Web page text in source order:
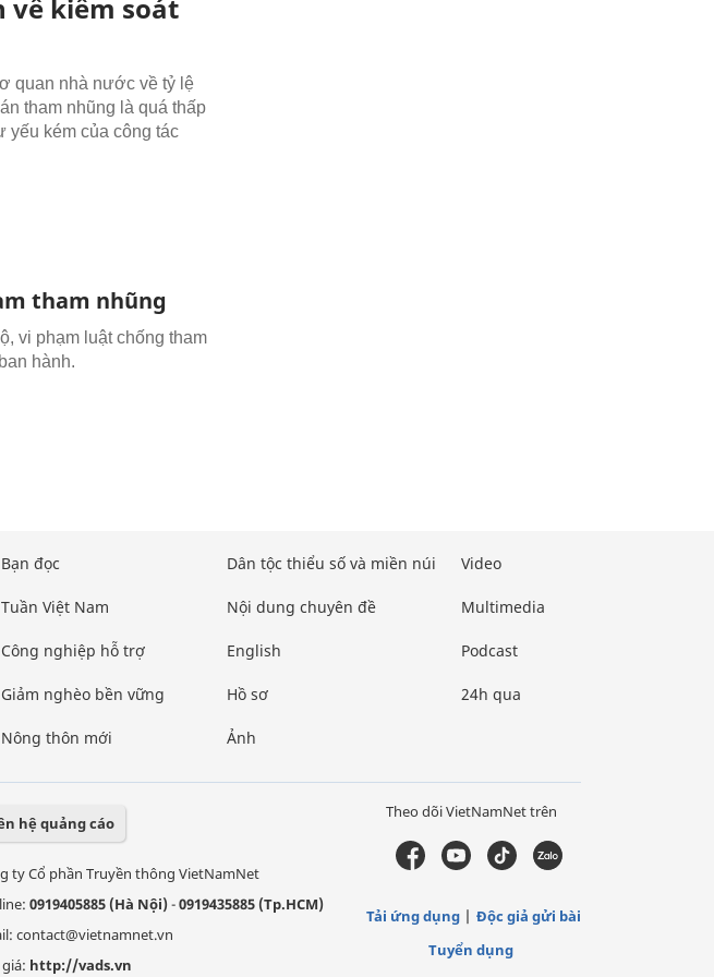
về kiểm soát
quan nhà nước về tỷ lệ
tham nhũng là quá thấp
yếu kém của công tác
tham nhũng
vi phạm luật chống tham
hành.
Bạn đọc
Tuần Việt Nam
Công nghiệp hỗ trợ
Giảm nghèo bền vững
Nông thôn mới
Dân tộc thiểu số và miền núi
Nội dung chuyên đề
English
Hồ sơ
Ảnh
Video
Multimedia
Podcast
24h qua
hệ quảng cáo
ty Cổ phần Truyền thông VietNamNet
0919405885 (Hà Nội)-0919435885 (Tp.HCM)
contact@vietnamnet.vn
http://vads.vn
Theo dõi VietNamNet trên
Tải ứng dụng
Độc giả gửi bài
Tuyển dụng